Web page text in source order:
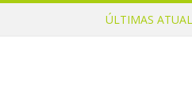
ÚLTIMAS